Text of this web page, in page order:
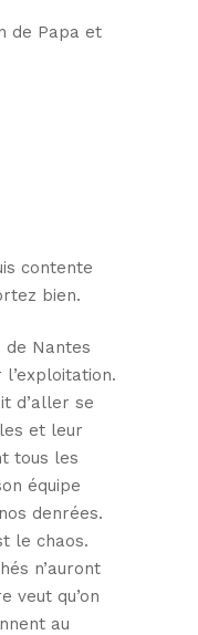
de Papa et
contente
bien.
de Nantes
d’aller se
et leur
tous les
équipe
denrées.
le chaos.
n’auront
veut qu’on
au